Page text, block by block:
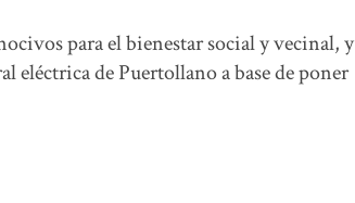
para el bienestar social y vecinal, y
eléctrica de Puertollano a base de poner